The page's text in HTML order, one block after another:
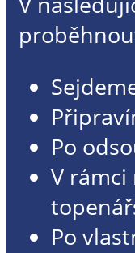
Po
V
Po